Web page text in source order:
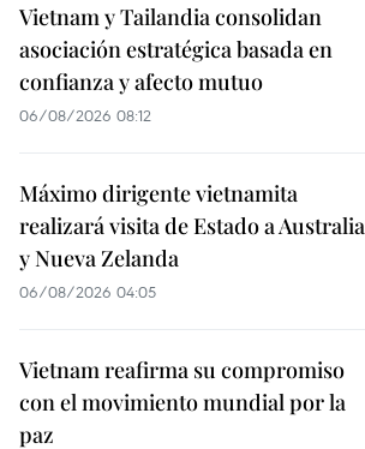
Vietnam y Tailandia consolidan
asociación estratégica basada en
confianza y afecto mutuo
06/08/2026 08:12
Máximo dirigente vietnamita
realizará visita de Estado a Australia
y Nueva Zelanda
06/08/2026 04:05
Vietnam reafirma su compromiso
con el movimiento mundial por la
paz